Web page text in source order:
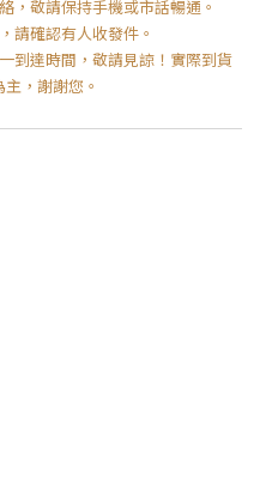
，敬請保持手機或市話暢通。
請確認有人收發件。
到達時間，敬請見諒！實際到貨
，謝謝您。